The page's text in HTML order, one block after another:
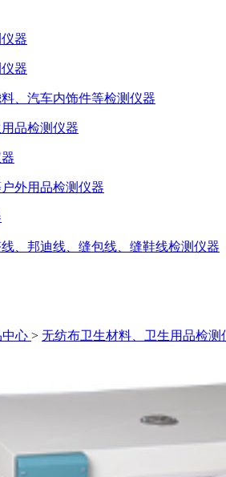
器
器
、汽车内饰件等检测仪器
品检测仪器
外用品检测仪器
、邦迪线、缝包线、缝鞋线检测仪器
中心 > 无纺布卫生材料、卫生用品检测